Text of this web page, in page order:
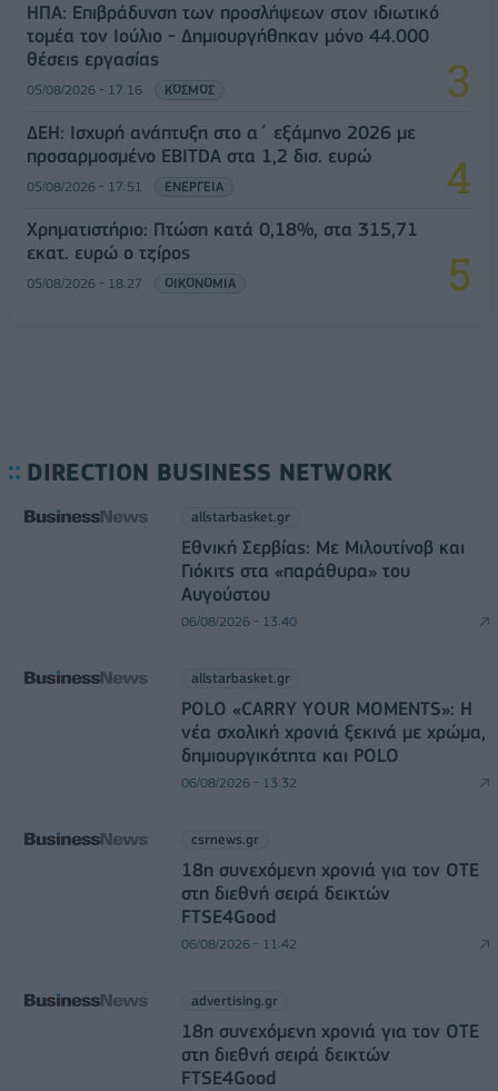
ΗΠΑ: Επιβράδυνση των προσλήψεων στον ιδιωτικό
τομέα τον Ιούλιο - Δημιουργήθηκαν μόνο 44.000
θέσεις εργασίας
05/08/2026 - 17:16 ΚΟΣΜΟΣ
ΔΕΗ: Ισχυρή ανάπτυξη στο α΄ εξάμηνο 2026 με
προσαρμοσμένο EBITDA στα 1,2 δισ. ευρώ
05/08/2026 - 17:51 ΕΝΕΡΓΕΙΑ
Χρηματιστήριο: Πτώση κατά 0,18%, στα 315,71
εκατ. ευρώ ο τζίρος
05/08/2026 - 18:27 ΟΙΚΟΝΟΜΙΑ
DIRECTION BUSINESS NETWORK
allstarbasket.gr
Εθνική Σερβίας: Με Μιλουτίνοβ και
Γιόκιτς στα «παράθυρα» του
Αυγούστου
06/08/2026 - 13:40
allstarbasket.gr
POLO «CARRY YOUR MOMENTS»: Η
νέα σχολική χρονιά ξεκινά με χρώμα,
δημιουργικότητα και POLO
06/08/2026 - 13:32
csrnews.gr
18η συνεχόμενη χρονιά για τον ΟΤΕ
στη διεθνή σειρά δεικτών
FTSE4Good
06/08/2026 - 11:42
advertising.gr
18η συνεχόμενη χρονιά για τον ΟΤΕ
στη διεθνή σειρά δεικτών
FTSE4Good